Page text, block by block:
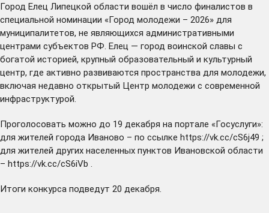
Город Елец Липецкой области вошёл в число финалистов в
специальной номинации «Город молодежи – 2026» для
муниципалитетов, не являющихся административными
центрами субъектов РФ. Елец — город воинской славы с
богатой историей, крупный образовательный и культурный
центр, где активно развиваются пространства для молодежи,
включая недавно открытый Центр молодежи с современной
инфраструктурой.
Проголосовать можно до 19 декабря на портале «Госуслуги»:
для жителей города Иваново – по ссылке https://vk.cc/cS6j49 ;
для жителей других населенных пунктов Ивановской области
– https://vk.cc/cS6iVb
Итоги конкурса подведут 20 декабря.